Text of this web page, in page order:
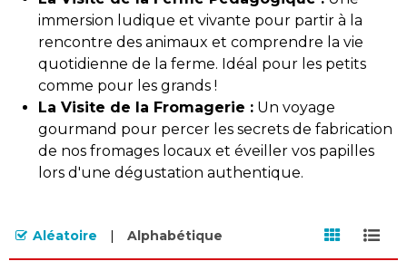
immersion ludique et vivante pour partir à la
rencontre des animaux et comprendre la vie
quotidienne de la ferme. Idéal pour les petits
comme pour les grands !
La Visite de la Fromagerie : Un voyage
gourmand pour percer les secrets de fabrication
de nos fromages locaux et éveiller vos papilles
lors d'une dégustation authentique.
Aléatoire Alphabétique